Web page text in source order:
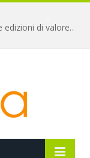
Libri antichi e collezionismo: come scovare edizioni di valore a pochi euro